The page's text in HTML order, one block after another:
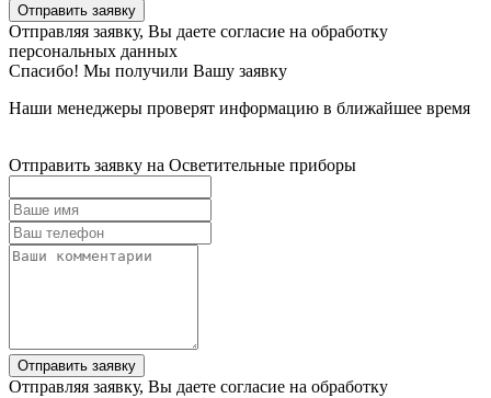
Отправить заявку
Отправляя заявку, Вы даете согласие на обработку
персональных данных
Спасибо! Мы получили Вашу заявку
Наши менеджеры проверят информацию в ближайшее время
Отправить заявку на Осветительные приборы
Отправить заявку
Отправляя заявку, Вы даете согласие на обработку